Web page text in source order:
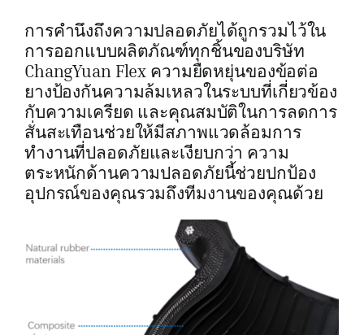
การคำนึงถึงความปลอดภัยได้ถูกรวมไว้ใน
การออกแบบผลิตภัณฑ์ทุกชิ้นของบริษัท
ChangYuan Flex ความยืดหยุ่นของข้อต่อ
ยางป้องกันความล้มเหลวในระบบที่เกี่ยวข้อง
กับความเครียด และคุณสมบัติในการลดการ
สั่นสะเทือนช่วยให้มีสภาพแวดล้อมการ
ทำงานที่ปลอดภัยและเงียบกว่า ความ
ตระหนักด้านความปลอดภัยนี้ช่วยปกป้อง
อุปกรณ์ของคุณรวมถึงทีมงานของคุณด้วย